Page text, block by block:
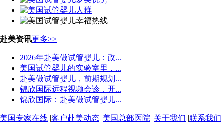
赴美资讯更多>>
2026年赴美做试管婴儿：政...
美国试管婴儿的实验室里，...
赴美做试管婴儿，前期规划...
锦欣国际远程视频会诊，开...
锦欣国际：赴美做试管婴儿...
美国专家在线 |客户赴美动态 |美国总部医院 |关于我们 |联系我们